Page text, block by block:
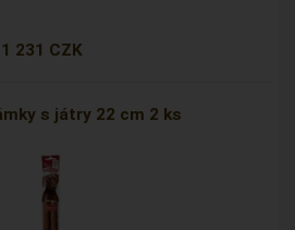
1 231 CZK
s játry 22 cm 2 ks